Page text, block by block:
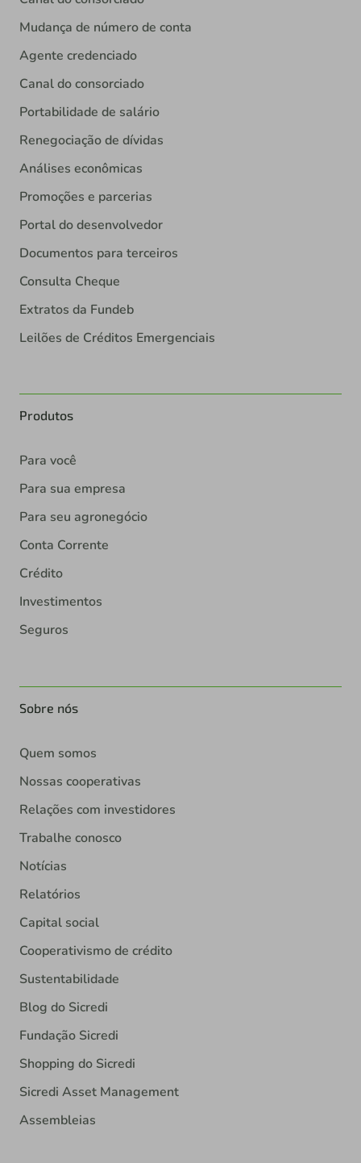
Mudança de número de conta
Agente credenciado
Canal do consorciado
Portabilidade de salário
Renegociação de dívidas
Análises econômicas
Promoções e parcerias
Portal do desenvolvedor
Documentos para terceiros
Consulta Cheque
Extratos da Fundeb
Leilões de Créditos Emergenciais
Produtos
Para você
Para sua empresa
Para seu agronegócio
Conta Corrente
Crédito
Investimentos
Seguros
Sobre nós
Quem somos
Nossas cooperativas
Relações com investidores
Trabalhe conosco
Notícias
Relatórios
Capital social
Cooperativismo de crédito
Sustentabilidade
Blog do Sicredi
Fundação Sicredi
Shopping do Sicredi
Sicredi Asset Management
Assembleias